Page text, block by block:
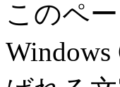
このペ